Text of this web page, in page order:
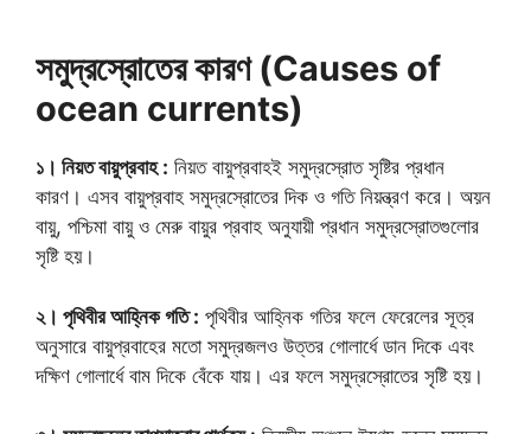
সমুদ্রস্রোতের কারণ (Causes of
ocean currents)
১। নিয়ত বায়ুপ্রবাহ : নিয়ত বায়ুপ্রবাহই সমুদ্রস্রোত সৃষ্টির প্রধান
কারণ। এসব বায়ুপ্রবাহ সমুদ্রস্রোতের দিক ও গতি নিয়ন্ত্রণ করে। অয়ন
বায়ু, পশ্চিমা বায়ু ও মেরু বায়ুর প্রবাহ অনুযায়ী প্রধান সমুদ্রস্রোতগুলোর
সৃষ্টি হয়।
২। পৃথিবীর আহ্নিক গতি : পৃথিবীর আহ্নিক গতির ফলে ফেরেলের সূত্র
অনুসারে বায়ুপ্রবাহের মতো সমুদ্রজলও উত্তর গোলার্ধে ডান দিকে এবং
দক্ষিণ গোলার্ধে বাম দিকে বেঁকে যায়। এর ফলে সমুদ্রস্রোতের সৃষ্টি হয়।